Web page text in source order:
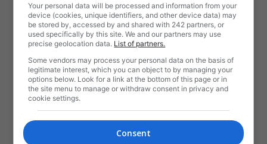
Your personal data will be processed and information from your
device (cookies, unique identifiers, and other device data) may
be stored by, accessed by and shared with 242 partners, or
used specifically by this site. We and our partners may use
precise geolocation data. List of partners.
Some vendors may process your personal data on the basis of
legitimate interest, which you can object to by managing your
options below. Look for a link at the bottom of this page or in
the site menu to manage or withdraw consent in privacy and
cookie settings.
Consent